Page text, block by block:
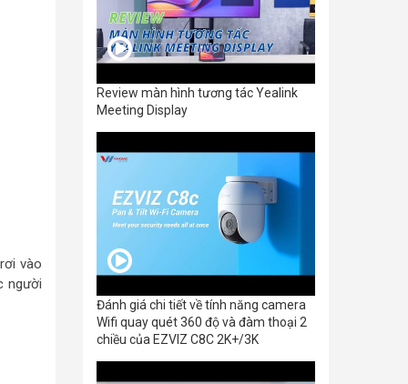
vào
người
Review màn hình tương tác Yealink
Meeting Display
Đánh giá chi tiết về tính năng camera
Wifi quay quét 360 độ và đàm thoại 2
chiều của EZVIZ C8C 2K+/3K